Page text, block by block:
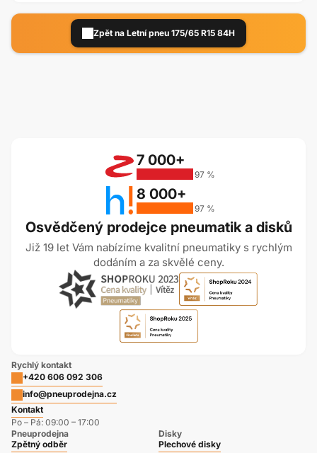
Zpět na Letní pneu 175/65 R15 84H
Osvědčený prodejce pneumatik a disků
Již 19 let Vám nabízíme kvalitní pneumatiky s rychlým
dodáním a za skvělé ceny.
7 000+
97 %
8 000+
97 %
Rychlý kontakt
+420 606 092 306
info@pneuprodejna.cz
Kontakt
Po – Pá: 09:00 – 17:00
Pneuprodejna
Zpětný odběr
Disky
Plechové disky